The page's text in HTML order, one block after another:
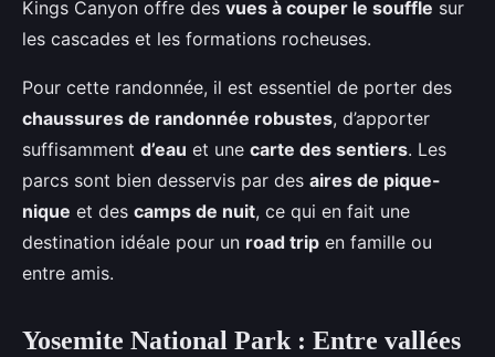
Kings Canyon offre des vues à couper le souffle sur
les cascades et les formations rocheuses.
Pour cette randonnée, il est essentiel de porter des
chaussures de randonnée robustes, d’apporter
suffisamment d’eau et une carte des sentiers. Les
parcs sont bien desservis par des aires de pique-
nique et des camps de nuit, ce qui en fait une
destination idéale pour un road trip en famille ou
entre amis.
Yosemite National Park : Entre vallées